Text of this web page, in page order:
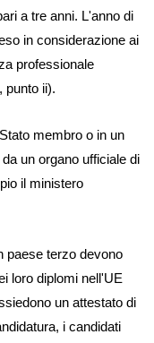
a tre anni. L'anno di
in considerazione ai
professionale
punto ii).
membro o in un
un organo ufficiale di
il ministero
paese terzo devono
loro diplomi nell'UE
un attestato di
i candidati